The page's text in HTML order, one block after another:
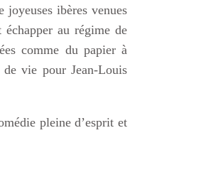
ibères venues
au régime de
comme du papier à
de vie pour Jean-Louis
pleine d’esprit et